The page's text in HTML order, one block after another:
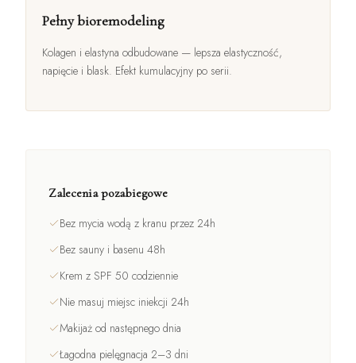
Pełny bioremodeling
Kolagen i elastyna odbudowane — lepsza elastyczność,
napięcie i blask. Efekt kumulacyjny po serii.
Zalecenia pozabiegowe
Bez mycia wodą z kranu przez 24h
Bez sauny i basenu 48h
Krem z SPF 50 codziennie
Nie masuj miejsc iniekcji 24h
Makijaż od następnego dnia
Łagodna pielęgnacja 2–3 dni